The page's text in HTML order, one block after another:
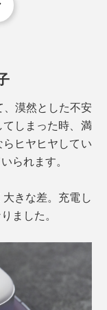
イオン電池が
ち！
138日間のサイク
期容量の80％以
だけで自動で充
さも抜群です。
OK。スマホと
、漠然とした不安
しまった時、満
ヒヤヒヤしてい
られます。
きな差。充電し
ました。